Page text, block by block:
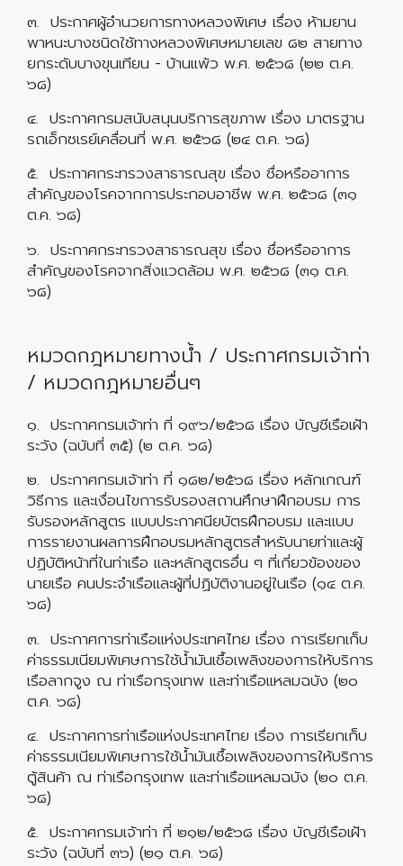
๓. ประกาศผู้อำนวยการทางหลวงพิเศษ เรื่อง ห้ามยาน
พาหนะบางชนิดใช้ทางหลวงพิเศษหมายเลข ๘๒ สายทาง
ยกระดับบางขุนเทียน - บ้านแพ้ว พ.ศ. ๒๕๖๘ (๒๒ ต.ค.
๖๘)
๔. ประกาศกรมสนับสนุนบริการสุขภาพ เรื่อง มาตรฐาน
รถเอ็กซเรย์เคลื่อนที่ พ.ศ. ๒๕๖๘ (๒๔ ต.ค. ๖๘)
๕. ประกาศกระทรวงสาธารณสุข เรื่อง ชื่อหรืออาการ
สำคัญของโรคจากการประกอบอาชีพ พ.ศ. ๒๕๖๘ (๓๑
ต.ค. ๖๘)
๖. ประกาศกระทรวงสาธารณสุข เรื่อง ชื่อหรืออาการ
สำคัญของโรคจากสิ่งแวดล้อม พ.ศ. ๒๕๖๘ (๓๑ ต.ค.
๖๘)
หมวดกฎหมายทางน้ำ / ประกาศกรมเจ้าท่า
/ หมวดกฎหมายอื่นๆ
๑. ประกาศกรมเจ้าท่า ที่ ๑๙๖/๒๕๖๘ เรื่อง บัญชีเรือเฝ้า
ระวัง (ฉบับที่ ๓๕) (๒ ต.ค. ๖๘)
๒. ประกาศกรมเจ้าท่า ที่ ๑๘๒/๒๕๖๘ เรื่อง หลักเกณฑ์
วิธีการ และเงื่อนไขการรับรองสถานศึกษาฝึกอบรม การ
รับรองหลักสูตร แบบประกาศนียบัตรฝึกอบรม และแบบ
การรายงานผลการฝึกอบรมหลักสูตรสำหรับนายท่าและผู้
ปฏิบัติหน้าที่ในท่าเรือ และหลักสูตรอื่น ๆ ที่เกี่ยวข้องของ
นายเรือ คนประจำเรือและผู้ที่ปฏิบัติงานอยู่ในเรือ (๑๔ ต.ค.
๖๘)
๓. ประกาศการท่าเรือแห่งประเทศไทย เรื่อง การเรียกเก็บ
ค่าธรรมเนียมพิเศษการใช้น้ำมันเชื้อเพลิงของการให้บริการ
เรือลากจูง ณ ท่าเรือกรุงเทพ และท่าเรือแหลมฉบัง (๒๐
ต.ค. ๖๘)
๔. ประกาศการท่าเรือแห่งประเทศไทย เรื่อง การเรียกเก็บ
ค่าธรรมเนียมพิเศษการใช้น้ำมันเชื้อเพลิงของการให้บริการ
ตู้สินค้า ณ ท่าเรือกรุงเทพ และท่าเรือแหลมฉบัง (๒๐ ต.ค.
๖๘)
๕. ประกาศกรมเจ้าท่า ที่ ๒๑๒/๒๕๖๘ เรื่อง บัญชีเรือเฝ้า
ระวัง (ฉบับที่ ๓๖) (๒๑ ต.ค. ๖๘)